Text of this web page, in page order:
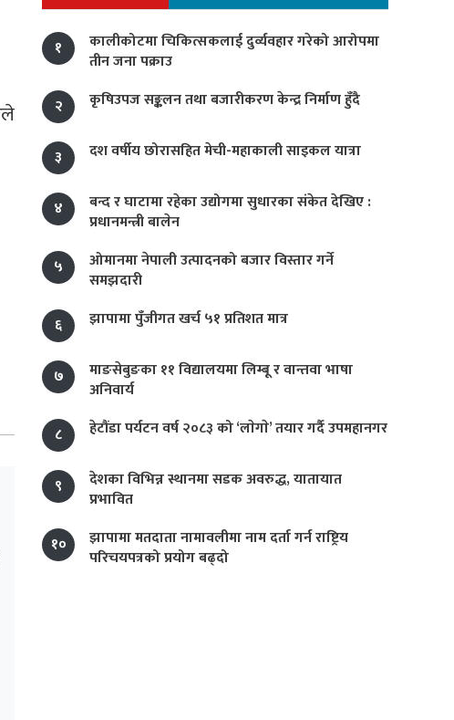
१
कालीकोटमा चिकित्सकलाई दुर्व्यवहार गरेको आरोपमा
तीन जना पक्राउ
२
कृषिउपज सङ्कलन तथा बजारीकरण केन्द्र निर्माण हुँदै
३ दश वर्षीय छोरासहित मेची-महाकाली साइकल यात्रा
४
बन्द र घाटामा रहेका उद्योगमा सुधारका संकेत देखिए :
प्रधानमन्त्री बालेन
५
ओमानमा नेपाली उत्पादनको बजार विस्तार गर्ने
समझदारी
६
झापामा पुँजीगत खर्च ५१ प्रतिशत मात्र
७
माङसेबुङका ११ विद्यालयमा लिम्बू र वान्तवा भाषा
अनिवार्य
८
हेटौंडा पर्यटन वर्ष २०८३ को ‘लाेगाे’ तयार गर्दै उपमहानगर
९
देशका विभिन्न स्थानमा सडक अवरुद्ध, यातायात
प्रभावित
१०
झापामा मतदाता नामावलीमा नाम दर्ता गर्न राष्ट्रिय
परिचयपत्रको प्रयोग बढ्दो